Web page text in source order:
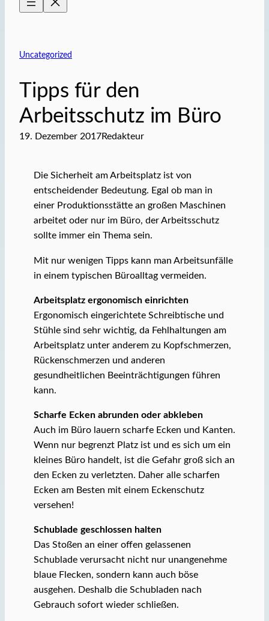
Uncategorized
Tipps für den
Arbeitsschutz im Büro
19. Dezember 2017Redakteur
Die Sicherheit am Arbeitsplatz ist von
entscheidender Bedeutung. Egal ob man in
einer Produktionsstätte an großen Maschinen
arbeitet oder nur im Büro, der Arbeitsschutz
sollte immer ein Thema sein.
Mit nur wenigen Tipps kann man Arbeitsunfälle
in einem typischen Büroalltag vermeiden.
Arbeitsplatz ergonomisch einrichten
Ergonomisch eingerichtete Schreibtische und
Stühle sind sehr wichtig, da Fehlhaltungen am
Arbeitsplatz unter anderem zu Kopfschmerzen,
Rückenschmerzen und anderen
gesundheitlichen Beeinträchtigungen führen
kann.
Scharfe Ecken abrunden oder abkleben
Auch im Büro lauern scharfe Ecken und Kanten.
Wenn nur begrenzt Platz ist und es sich um ein
kleines Büro handelt, ist die Gefahr groß sich an
den Ecken zu verletzten. Daher alle scharfen
Ecken am Besten mit einem Eckenschutz
versehen!
Schublade geschlossen halten
Das Stoßen an einer offen gelassenen
Schublade verursacht nicht nur unangenehme
blaue Flecken, sondern kann auch böse
ausgehen. Deshalb die Schubladen nach
Gebrauch sofort wieder schließen.